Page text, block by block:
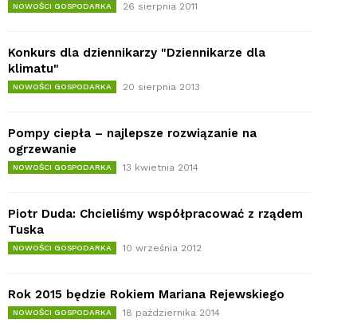
NOWOŚCI GOSPODARKA 26 sierpnia 2011
Konkurs dla dziennikarzy "Dziennikarze dla
klimatu"
NOWOŚCI GOSPODARKA 20 sierpnia 2013
Pompy ciepła – najlepsze rozwiązanie na
ogrzewanie
NOWOŚCI GOSPODARKA 13 kwietnia 2014
Piotr Duda: Chcieliśmy współpracować z rządem
Tuska
NOWOŚCI GOSPODARKA 10 września 2012
Rok 2015 będzie Rokiem Mariana Rejewskiego
NOWOŚCI GOSPODARKA 18 października 2014